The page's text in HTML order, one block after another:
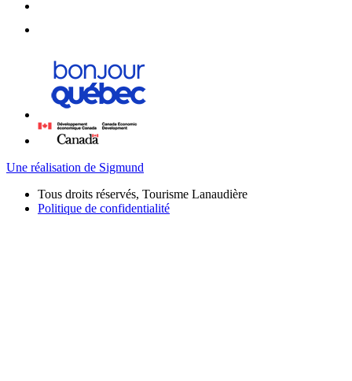
Une réalisation de Sigmund
Tous droits réservés, Tourisme Lanaudière
Politique de confidentialité